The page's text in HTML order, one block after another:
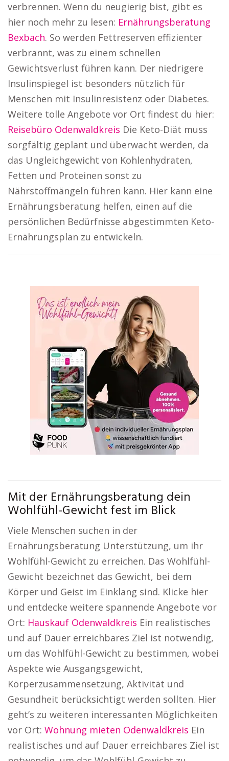
verbrennen. Wenn du neugierig bist, gibt es
hier noch mehr zu lesen: Ernährungsberatung
Bexbach. So werden Fettreserven effizienter
verbrannt, was zu einem schnellen
Gewichtsverlust führen kann. Der niedrigere
Insulinspiegel ist besonders nützlich für
Menschen mit Insulinresistenz oder Diabetes.
Weitere tolle Angebote vor Ort findest du hier:
Reisebüro Odenwaldkreis Die Keto-Diät muss
sorgfältig geplant und überwacht werden, da
das Ungleichgewicht von Kohlenhydraten,
Fetten und Proteinen sonst zu
Nährstoffmängeln führen kann. Hier kann eine
Ernährungsberatung helfen, einen auf die
persönlichen Bedürfnisse abgestimmten Keto-
Ernährungsplan zu entwickeln.
Mit der Ernährungsberatung dein
Wohlfühl-Gewicht fest im Blick
Viele Menschen suchen in der
Ernährungsberatung Unterstützung, um ihr
Wohlfühl-Gewicht zu erreichen. Das Wohlfühl-
Gewicht bezeichnet das Gewicht, bei dem
Körper und Geist im Einklang sind. Klicke hier
und entdecke weitere spannende Angebote vor
Ort: Hauskauf Odenwaldkreis Ein realistisches
und auf Dauer erreichbares Ziel ist notwendig,
um das Wohlfühl-Gewicht zu bestimmen, wobei
Aspekte wie Ausgangsgewicht,
Körperzusammensetzung, Aktivität und
Gesundheit berücksichtigt werden sollten. Hier
geht’s zu weiteren interessanten Möglichkeiten
vor Ort: Wohnung mieten Odenwaldkreis Ein
realistisches und auf Dauer erreichbares Ziel ist